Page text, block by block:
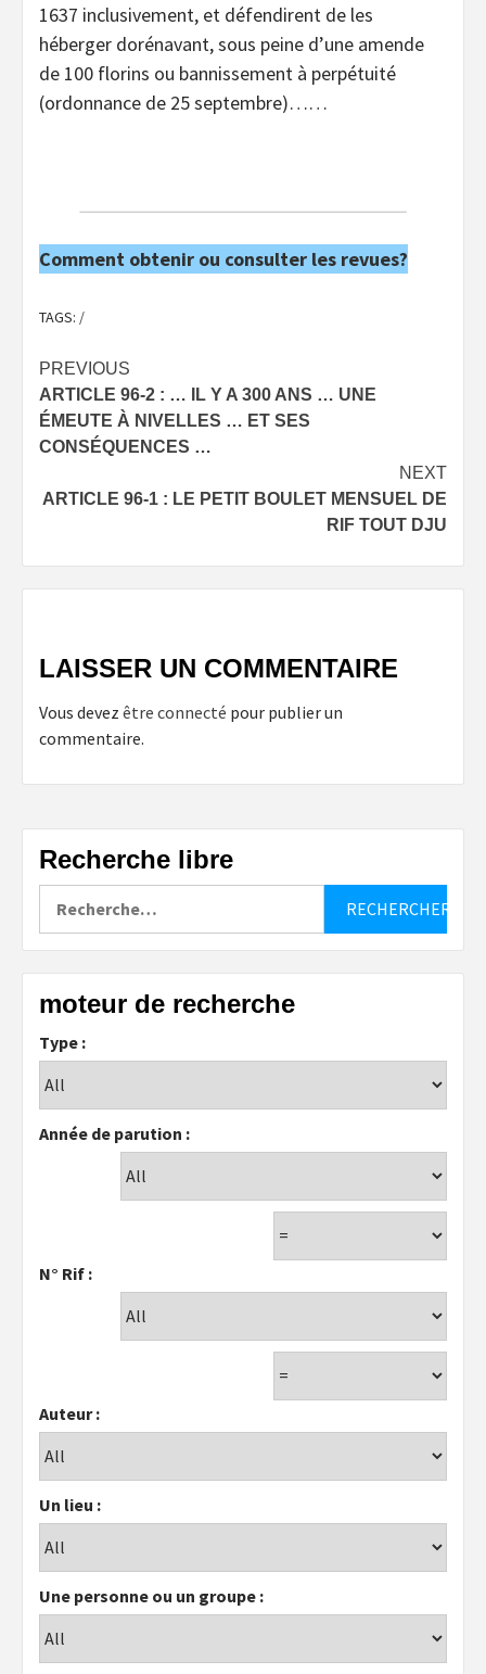
1637 inclusivement, et défendirent de les
héberger dorénavant, sous peine d’une amende
de 100 florins ou bannissement à perpétuité
(ordonnance de 25 septembre)……
Comment obtenir ou consulter les revues?
TAGS: /
Post
navigation
PREVIOUS
ARTICLE 96-2 : … IL Y A 300 ANS … UNE
ÉMEUTE À NIVELLES … ET SES
CONSÉQUENCES …
NEXT
ARTICLE 96-1 : LE PETIT BOULET MENSUEL DE
RIF TOUT DJU
LAISSER UN COMMENTAIRE
Vous devez être connecté pour publier un
commentaire.
Recherche libre
moteur de recherche
Type :
Année de parution :
N° Rif :
Auteur :
Un lieu :
Une personne ou un groupe :